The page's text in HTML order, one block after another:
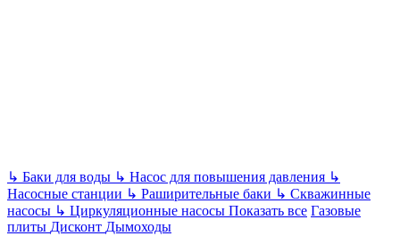
↳ Баки для воды ↳ Насос для повышения давления ↳
Насосные станции ↳ Раширительные баки ↳ Скважинные
насосы ↳ Циркуляционные насосы Показать все Газовые
плиты Дисконт Дымоходы